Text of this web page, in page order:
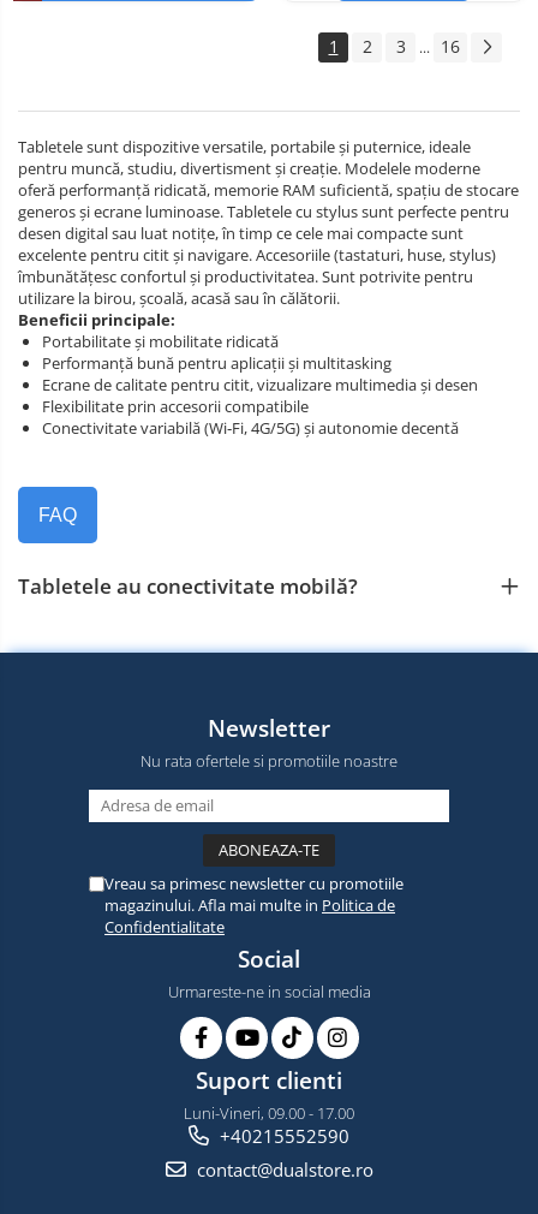
1 2 3 ... 16
Tabletele sunt dispozitive versatile, portabile și puternice, ideale
pentru muncă, studiu, divertisment și creație. Modelele moderne
oferă performanță ridicată, memorie RAM suficientă, spațiu de stocare
generos și ecrane luminoase. Tabletele cu stylus sunt perfecte pentru
desen digital sau luat notițe, în timp ce cele mai compacte sunt
excelente pentru citit și navigare. Accesoriile (tastaturi, huse, stylus)
îmbunătățesc confortul și productivitatea. Sunt potrivite pentru
utilizare la birou, școală, acasă sau în călătorii.
Beneficii principale:
Portabilitate și mobilitate ridicată
Performanță bună pentru aplicații și multitasking
Ecrane de calitate pentru citit, vizualizare multimedia și desen
Flexibilitate prin accesorii compatibile
Conectivitate variabilă (Wi‑Fi, 4G/5G) și autonomie decentă
FAQ
Tabletele au conectivitate mobilă?
Newsletter
Nu rata ofertele si promotiile noastre
Vreau sa primesc newsletter cu promotiile
magazinului. Afla mai multe in Politica de
Confidentialitate
Social
Urmareste-ne in social media
Suport clienti
Luni-Vineri, 09.00 - 17.00
+40215552590
contact@dualstore.ro